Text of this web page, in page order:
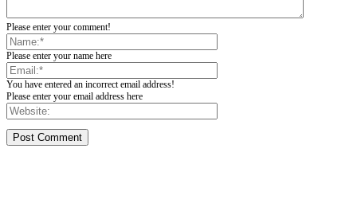
Please enter your comment!
Please enter your name here
You have entered an incorrect email address!
Please enter your email address here